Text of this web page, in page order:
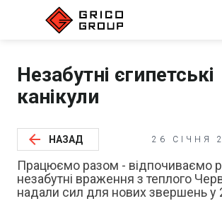
Незабутні єгипетські
канікули
26 СІЧНЯ
arrow_back НАЗАД
Працюємо разом - відпочиваємо
незабутні враження з теплого
надали сил для нових звершень у